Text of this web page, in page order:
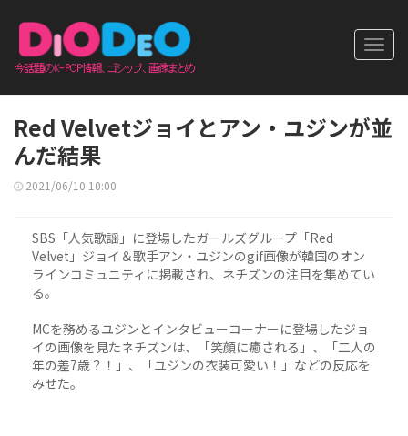
Red Velvetジョイとアン・ユジンが並
んだ結果
2021/06/10 10:00
SBS「人気歌謡」に登場したガールズグループ「Red
Velvet」ジョイ＆歌手アン・ユジンのgif画像が韓国のオン
ラインコミュニティに掲載され、ネチズンの注目を集めてい
る。
MCを務めるユジンとインタビューコーナーに登場したジョ
イの画像を見たネチズンは、「笑顔に癒される」、「二人の
年の差7歳？！」、「ユジンの衣装可愛い！」などの反応を
みせた。